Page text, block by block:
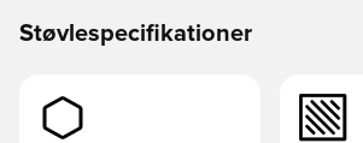
Støvlespecifikationer